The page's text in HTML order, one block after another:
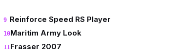
Reinforce Speed RS Player
Maritim Army Look
Frasser 2007